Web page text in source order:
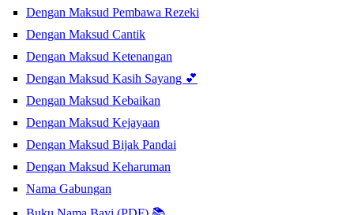
Dengan Maksud Pembawa Rezeki
Dengan Maksud Cantik
Dengan Maksud Ketenangan
Dengan Maksud Kasih Sayang 💕
Dengan Maksud Kebaikan
Dengan Maksud Kejayaan
Dengan Maksud Bijak Pandai
Dengan Maksud Keharuman
Nama Gabungan